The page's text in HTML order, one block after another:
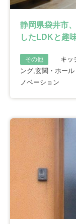
静岡県袋井市
したLDKと趣
その他
キッ
ング,玄関・ホー
ノベーション